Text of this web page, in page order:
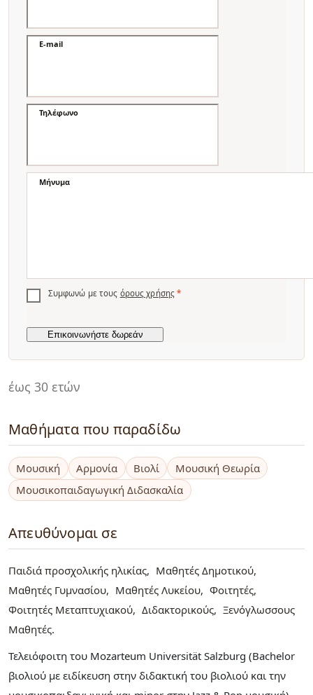
έως 30 ετών
Μαθήματα που παραδίδω
Μουσική Αρμονία Βιολί
Μουσική Θεωρία
Μουσικοπαιδαγωγική Διδασκαλία
Απευθύνομαι σε
Παιδιά προσχολικής ηλικίας
Μαθητές Δημοτικού
Μαθητές Γυμνασίου
Μαθητές Λυκείου
Φοιτητές
Φοιτητές Μεταπτυχιακού
Διδακτορικούς
Ξενόγλωσσους
Μαθητές
Τελειόφοιτη του Mozarteum Universität Salzburg (Bachelor
βιολιού με ειδίκευση στην διδακτική του βιολιού και την
E-mail
Τηλέφωνο
Μήνυμα
Συμφωνώ με τους όρους χρήσης *